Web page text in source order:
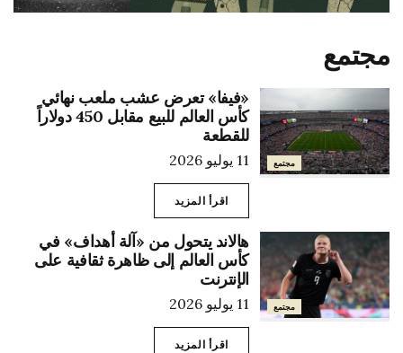
مجتمع
مجتمع
«فيفا» تعرض عشب ملعب نهائي
كأس العالم للبيع مقابل 450 دولاراً
للقطعة
11 يوليو 2026
اقرأ المزيد
مجتمع
هالاند يتحول من «آلة أهداف» في
كأس العالم إلى ظاهرة ثقافية على
الإنترنت
11 يوليو 2026
اقرأ المزيد